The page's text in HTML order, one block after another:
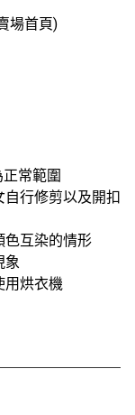
場首頁)
常範圍
行修剪以及開扣
色互染的情形
象
用烘衣機